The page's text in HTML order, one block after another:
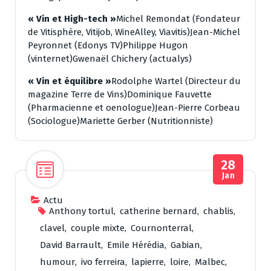
« Vin et High-tech »Michel Remondat (Fondateur
de Vitisphère, Vitijob, WineAlley, Viavitis)Jean-Michel
Peyronnet (Edonys TV)Philippe Hugon
(vinternet)Gwenaël Chichery (actualys)
« Vin et équilibre »Rodolphe Wartel (Directeur du
magazine Terre de Vins)Dominique Fauvette
(Pharmacienne et oenologue)Jean-Pierre Corbeau
(Sociologue)Mariette Gerber (Nutritionniste)
Actu
Anthony tortul, catherine bernard, chablis,
clavel, couple mixte, Cournonterral,
David Barrault, Emile Hérédia, Gabian,
humour, ivo ferreira, lapierre, loire, Malbec,
28
Jan